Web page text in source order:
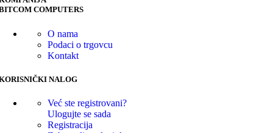
COMPUTERS
O nama
Podaci o trgovcu
Kontakt
NALOG
Već ste registrovani?
Ulogujte se sada
Registracija